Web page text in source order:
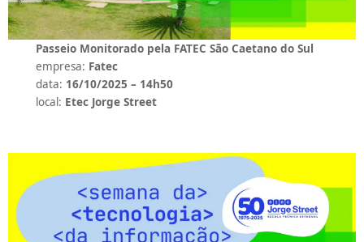
Passeio Monitorado pela FATEC São Caetano do Sul
empresa: Fatec
data: 16/10/2025 – 14h50
local: Etec Jorge Street